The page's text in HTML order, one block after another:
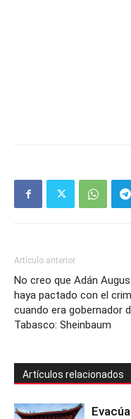
Artículo anterior
No creo que Adán
haya pactado con el
cuando era gobernador
Tabasco: Sheinbaum
Artículos relacionados